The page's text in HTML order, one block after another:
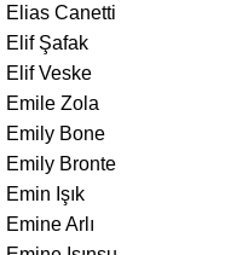
Elias Canetti
Elif Şafak
Elif Veske
Emile Zola
Emily Bone
Emily Bronte
Emin Işık
Emine Arlı